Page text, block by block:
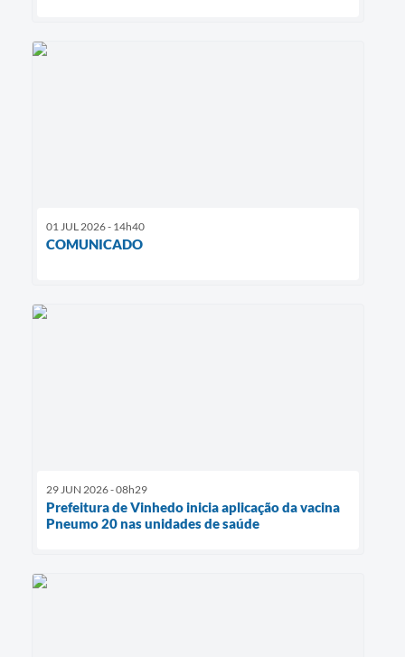
01 JUL 2026 - 14h40
COMUNICADO
29 JUN 2026 - 08h29
Prefeitura de Vinhedo inicia aplicação da vacina
Pneumo 20 nas unidades de saúde